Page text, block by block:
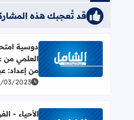
قد تُعجبك هذه
اقرأ المزيد عن دوسية امتحانات لمادة
دوسية
من إعداد:
03/2023
الأحياء -